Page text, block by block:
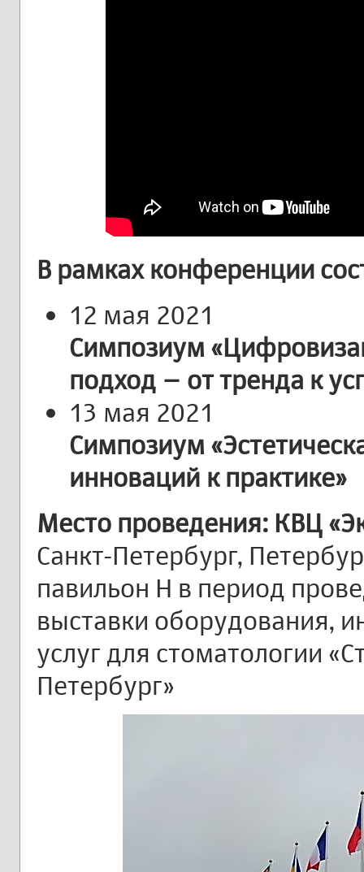
В рамках конференции
12 мая 2021
Симпозиум
подход – от тренда к
13 мая 2021
Симпозиум
инноваций к практике»
Место проведения: КВЦ
Санкт-Петербург,
павильон Н в период
выставки оборудования,
услуг для стоматологии
Петербург»